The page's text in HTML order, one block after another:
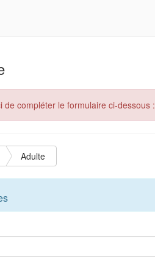
de compléter le formulaire ci-dessous :
Adulte